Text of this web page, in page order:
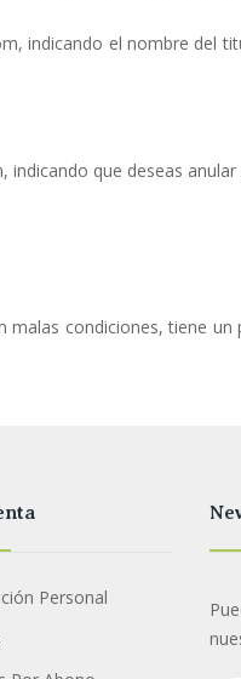
indicando el nombre del
que deseas
condiciones, tiene
Personal